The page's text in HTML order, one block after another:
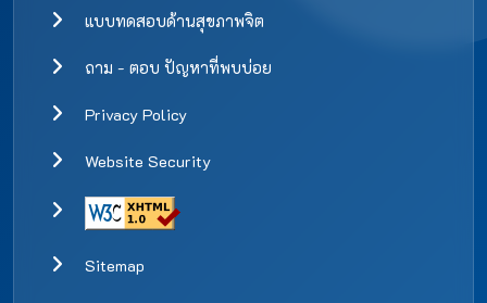
แบบทดสอบด้านสุขภาพจิต
ถาม - ตอบ ปัญหาที่พบบ่อย
Privacy Policy
Website Security
Sitemap